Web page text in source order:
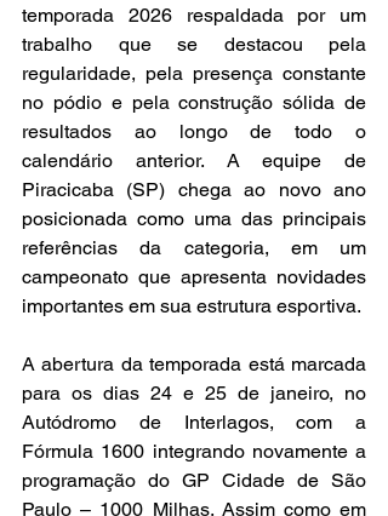
temporada 2026 respaldada por um
trabalho que se destacou pela
regularidade, pela presença constante
no pódio e pela construção sólida de
resultados ao longo de todo o
calendário anterior. A equipe de
Piracicaba (SP) chega ao novo ano
posicionada como uma das principais
referências da categoria, em um
campeonato que apresenta novidades
importantes em sua estrutura esportiva.
A abertura da temporada está marcada
para os dias 24 e 25 de janeiro, no
Autódromo de Interlagos, com a
Fórmula 1600 integrando novamente a
programação do GP Cidade de São
Paulo – 1000 Milhas. Assim como em